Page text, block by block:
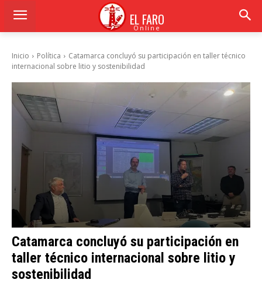
EL FARO
Online
Inicio Política
Catamarca concluyó su participación en taller técnico
internacional sobre litio y sostenibilidad
Catamarca concluyó su participación en
taller técnico internacional sobre litio y
sostenibilidad